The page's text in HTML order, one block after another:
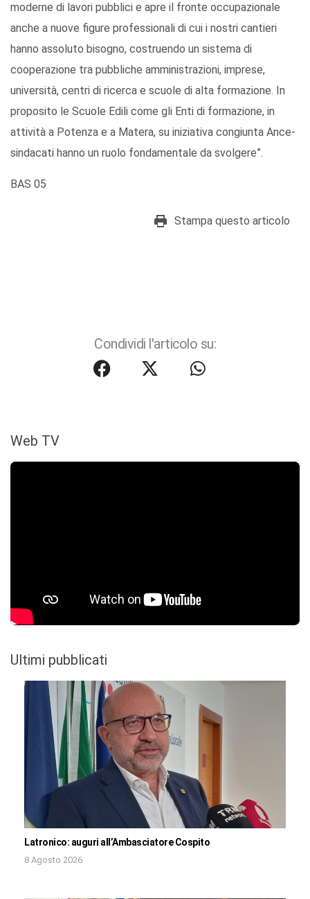
moderne di lavori pubblici e apre il fronte occupazionale
anche a nuove figure professionali di cui i nostri cantieri
hanno assoluto bisogno, costruendo un sistema di
cooperazione tra pubbliche amministrazioni, imprese,
università, centri di ricerca e scuole di alta formazione. In
proposito le Scuole Edili come gli Enti di formazione, in
attività a Potenza e a Matera, su iniziativa congiunta Ance-
sindacati hanno un ruolo fondamentale da svolgere”.
BAS 05
Stampa questo articolo
Condividi l'articolo su:
Web TV
Ultimi pubblicati
Latronico: auguri all’Ambasciatore Cospito
8 Agosto 2026